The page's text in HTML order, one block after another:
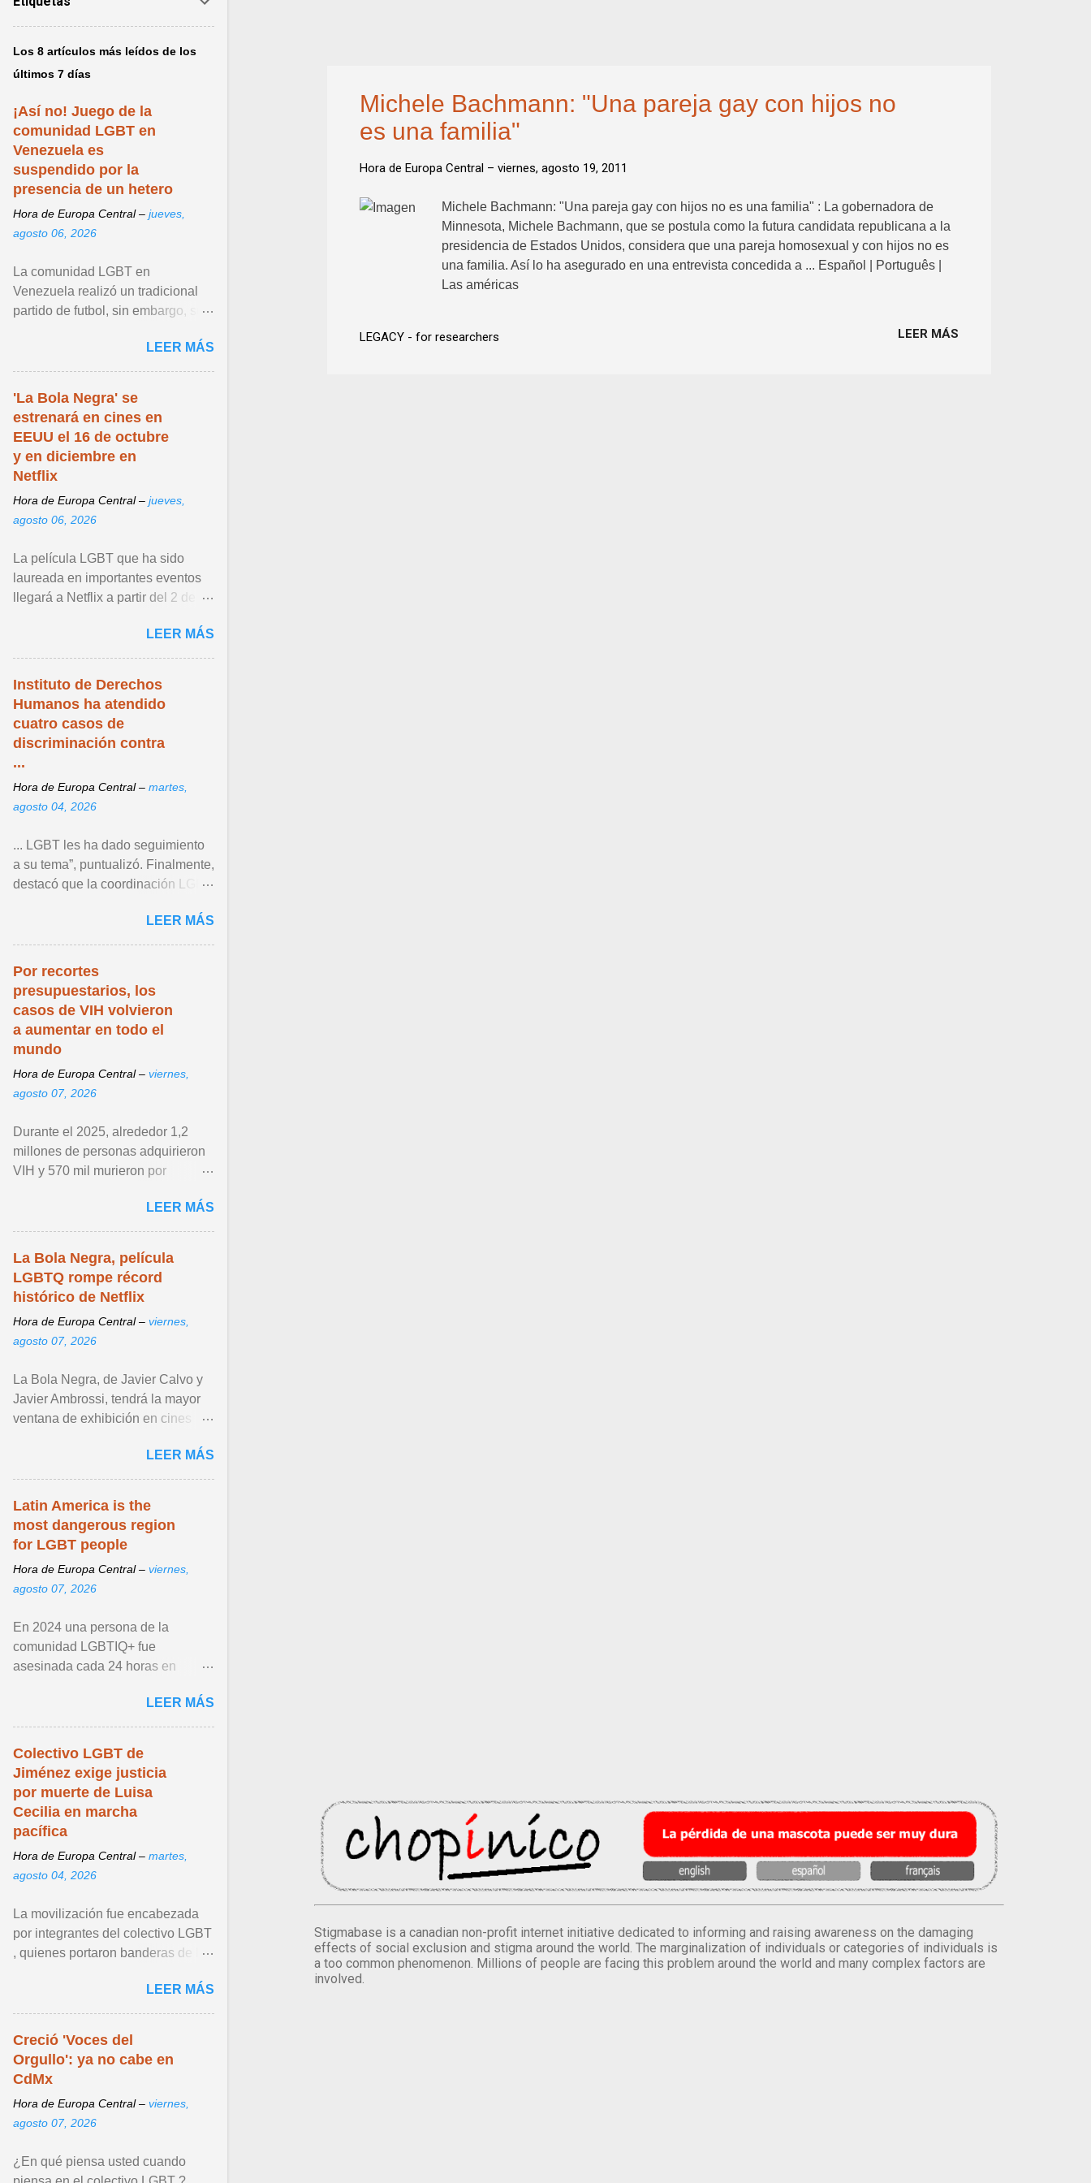
Michele Bachmann: "Una pareja gay con hijos no
es una familia"
Hora de Europa Central – viernes, agosto 19, 2011
Michele Bachmann: "Una pareja gay con hijos no es una familia" : La gobernadora de
Minnesota, Michele Bachmann, que se postula como la futura candidata republicana a la
presidencia de Estados Unidos, considera que una pareja homosexual y con hijos no es
una familia. Así lo ha asegurado en una entrevista concedida a ... Español | Português |
Las américas
LEGACY - for researchers LEER MÁS
Stigmabase is a canadian non-profit internet initiative dedicated to informing and raising awareness on the damaging
effects of social exclusion and stigma around the world. The marginalization of individuals or categories of individuals is
a too common phenomenon. Millions of people are facing this problem around the world and many complex factors are
involved.
Los 8 artículos más leídos de los
últimos 7 días
¡Así no! Juego de la
comunidad LGBT en
Venezuela es
suspendido por la
presencia de un hetero
Hora de Europa Central – jueves,
agosto 06, 2026
La comunidad LGBT en
Venezuela realizó un tradicional
partido de futbol, sin embargo, su
por una trampa que ... Ver articulo
...
LEER MÁS
'La Bola Negra' se
estrenará en cines en
EEUU el 16 de octubre
y en diciembre en
Netflix
Hora de Europa Central – jueves,
agosto 06, 2026
La película LGBT que ha sido
laureada en importantes eventos
llegará a Netflix a partir del 2 de
LEER MÁS
Instituto de Derechos
Humanos ha atendido
cuatro casos de
discriminación contra
...
Hora de Europa Central – martes,
agosto 04, 2026
... LGBT les ha dado seguimiento
a su tema”, puntualizó. Finalmente,
destacó que la coordinación LGBT
como un espacio ... Ver articulo ...
LEER MÁS
Por recortes
presupuestarios, los
casos de VIH volvieron
a aumentar en todo el
mundo
Hora de Europa Central – viernes,
agosto 07, 2026
Durante el 2025, alrededor 1,2
millones de personas adquirieron
VIH y 570 mil murieron por
LEER MÁS
La Bola Negra, película
LGBTQ rompe récord
histórico de Netflix
Hora de Europa Central – viernes,
agosto 07, 2026
La Bola Negra, de Javier Calvo y
Javier Ambrossi, tendrá la mayor
ventana de exhibición en cines
LEER MÁS
Latin America is the
most dangerous region
for LGBT people
Hora de Europa Central – viernes,
agosto 07, 2026
En 2024 una persona de la
comunidad LGBTIQ+ fue
asesinada cada 24 horas en
datos de la Red Sin Violencia
LGBTIQ+ ... Ver articulo ...
LEER MÁS
Colectivo LGBT de
Jiménez exige justicia
por muerte de Luisa
Cecilia en marcha
pacífica
Hora de Europa Central – martes,
agosto 04, 2026
La movilización fue encabezada
por integrantes del colectivo LGBT
, quienes portaron banderas de la
mensajes en los que ... Ver articulo
...
LEER MÁS
Creció 'Voces del
Orgullo': ya no cabe en
CdMx
Hora de Europa Central – viernes,
agosto 07, 2026
¿En qué piensa usted cuando